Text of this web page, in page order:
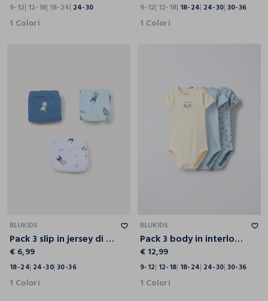
9-12 12-18 18-24 24-30
1 Colori
9-12 12-18 18-24 24-30 30-36
1 Colori
BLUKIDS
Pack 3 slip in jersey di cotone stretch
€ 6,99
18-24 24-30 30-36
1 Colori
BLUKIDS
Pack 3 body in interlock di puro cotone
€ 12,99
9-12 12-18 18-24 24-30 30-36
1 Colori